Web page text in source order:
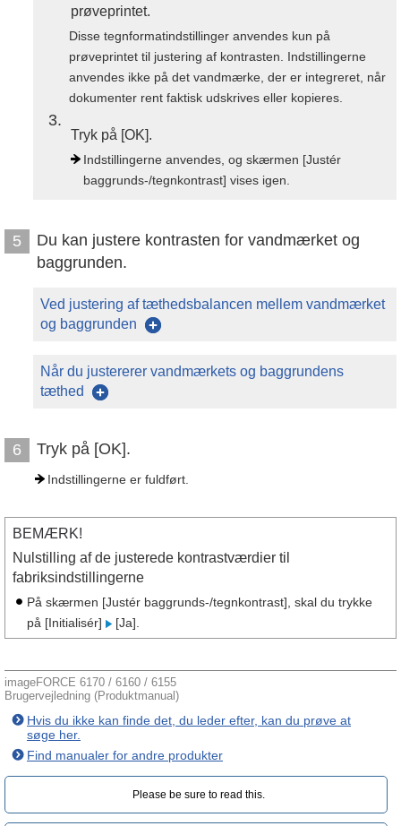
prøveprintet.
Disse tegnformatindstillinger anvendes kun på
prøveprintet til justering af kontrasten. Indstillingerne
anvendes ikke på det vandmærke, der er integreret, når
dokumenter rent faktisk udskrives eller kopieres.
3
Tryk på [OK].
Indstillingerne anvendes, og skærmen [Justér
baggrunds-/tegnkontrast] vises igen.
5
Du kan justere kontrasten for vandmærket og
baggrunden.
Ved justering af tæthedsbalancen mellem vandmærket
og baggrunden
Når du justererer vandmærkets og baggrundens
tæthed
6 Tryk på [OK].
Indstillingerne er fuldført.
BEMÆRK!
Nulstilling af de justerede kontrastværdier til
fabriksindstillingerne
På skærmen [Justér baggrunds-/tegnkontrast], skal du trykke
på [Initialisér]
[Ja].
imageFORCE 6170 / 6160 / 6155
Brugervejledning (Produktmanual)
Hvis du ikke kan finde det, du leder efter, kan du prøve at
søge her.
Find manualer for andre produkter
Please be sure to read this.‎